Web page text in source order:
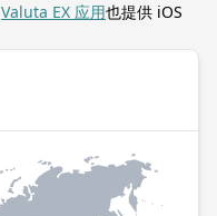
Valuta EX 应用也提供 iOS